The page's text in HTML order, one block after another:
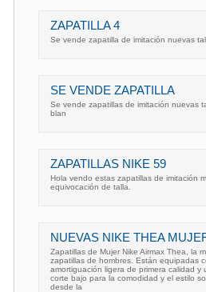
ZAPATILLA 4
Se vende zapatilla de imitación nuevas
SE VENDE ZAPATILLA
Se vende zapatillas de imitación nuevas
blan
ZAPATILLAS NIKE 59
Hola vendo estas zapatillas de imitación
equivocación de talla.
NUEVAS NIKE THEA
Zapatillas de Mujer Nike Airmax Thea, la
zapatillas de hombres. Están equipadas
amortiguación ligera de primera calidad y
corte bajo para la comodidad y el estilo
desde la